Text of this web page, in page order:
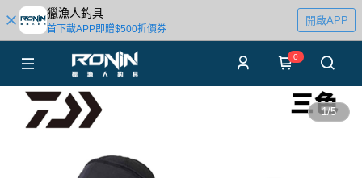
獵漁人釣具
首下載APP即贈$500折價券
開啟APP
0
1/5